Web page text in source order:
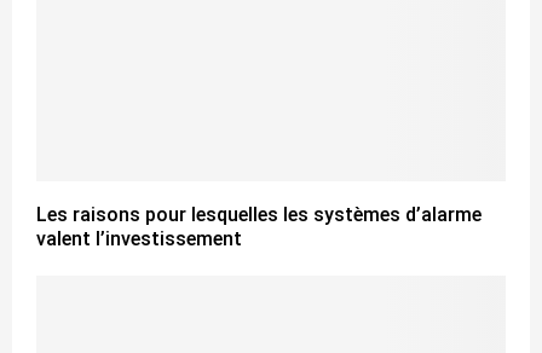
Les raisons pour lesquelles les systèmes d’alarme
valent l’investissement